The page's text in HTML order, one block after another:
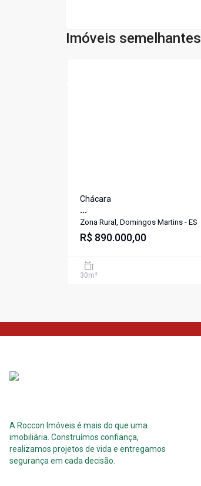
Imóveis semelhantes
Chácara
...
Zona Rural, Domingos Martins - ES
R$ 890.000,00
30m²
A Roccon Imóveis é mais do que uma
imobiliária. Construímos confiança,
realizamos projetos de vida e entregamos
segurança em cada decisão.